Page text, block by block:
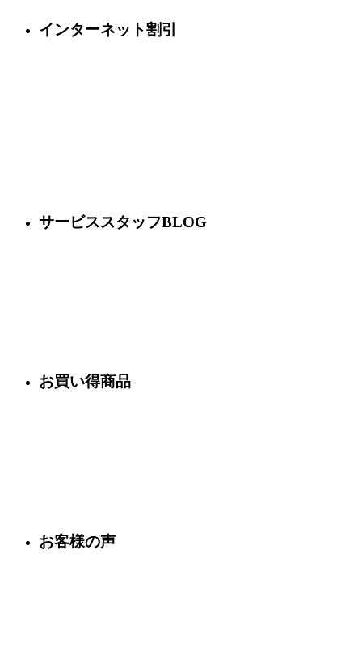
インターネット割引
サービススタッフBLOG
お買い得商品
お客様の声